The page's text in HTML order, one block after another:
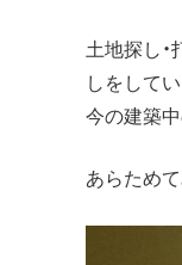
土地探し
しをして
今の建築
あらため